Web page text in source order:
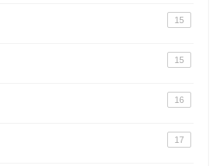
15
15
16
17